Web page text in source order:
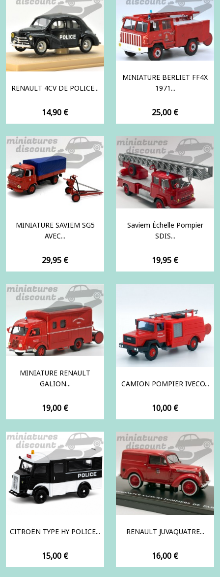
RENAULT 4CV DE POLICE...
Prix
14,90 €
MINIATURE BERLIET FF4X
1971...
Prix
25,00 €
MINIATURE SAVIEM SG5
AVEC...
Prix
29,95 €
Saviem Échelle Pompier
SDIS...
Prix
19,95 €
MINIATURE RENAULT
GALION...
Prix
19,00 €
CAMION POMPIER IVECO...
Prix
10,00 €
CITROËN TYPE HY POLICE...
Prix
15,00 €
RENAULT JUVAQUATRE...
Prix
16,00 €